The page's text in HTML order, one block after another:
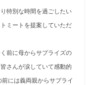
特別な時間を過ごしたい
ミートを提案していただ
前に母からサプライズの
さんが涙していて感動的
には義両親からサプライ